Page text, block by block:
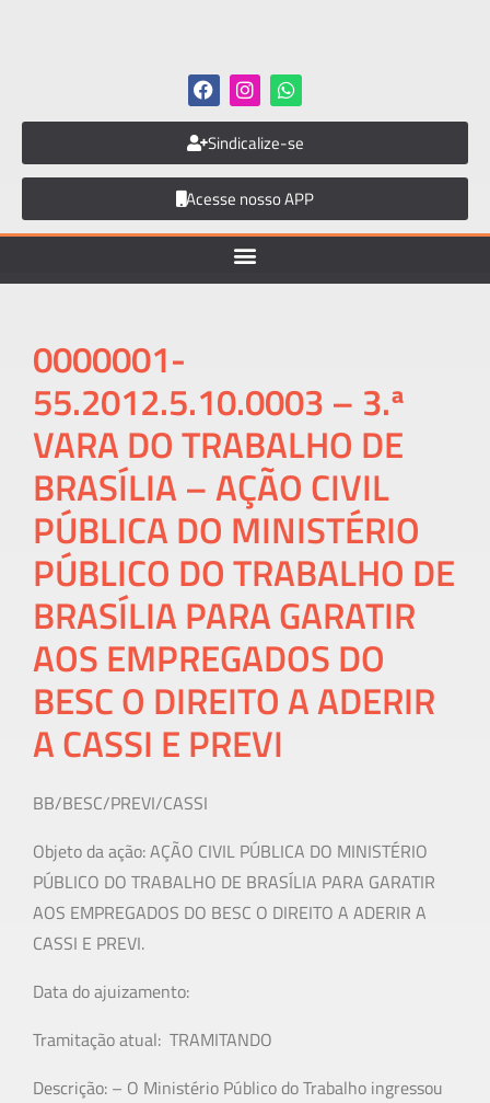
Sindicalize-se
Acesse nosso APP
0000001-
55.2012.5.10.0003 – 3.ª
VARA DO TRABALHO DE
BRASÍLIA – AÇÃO CIVIL
PÚBLICA DO MINISTÉRIO
PÚBLICO DO TRABALHO DE
BRASÍLIA PARA GARATIR
AOS EMPREGADOS DO
BESC O DIREITO A ADERIR
A CASSI E PREVI
BB/BESC/PREVI/CASSI
Objeto da ação: AÇÃO CIVIL PÚBLICA DO MINISTÉRIO
PÚBLICO DO TRABALHO DE BRASÍLIA PARA GARATIR
AOS EMPREGADOS DO BESC O DIREITO A ADERIR A
CASSI E PREVI.
Data do ajuizamento:
Tramitação atual: TRAMITANDO
Descrição: – O Ministério Público do Trabalho ingressou